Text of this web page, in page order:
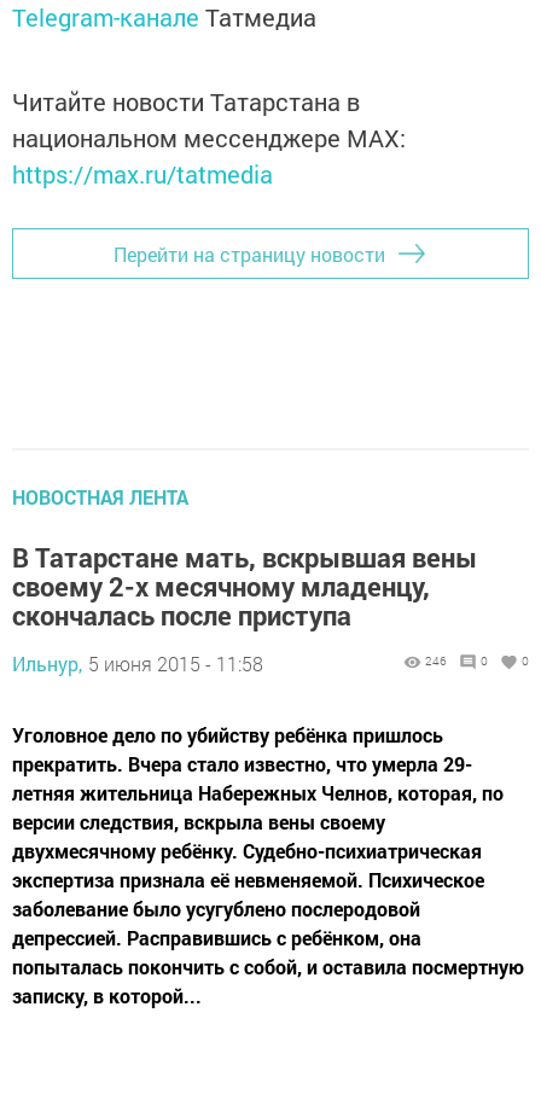
Telegram-канале Татмедиа
Читайте новости Татарстана в
национальном мессенджере MАХ:
https://max.ru/tatmedia
Перейти на страницу новости
НОВОСТНАЯ ЛЕНТА
В Татарстане мать, вскрывшая вены
своему 2-х месячному младенцу,
скончалась после приступа
Ильнур, 5 июня 2015 - 11:58 246 0 0
Уголовное дело по убийству ребёнка пришлось
прекратить. Вчера стало известно, что умерла 29-
летняя жительница Набережных Челнов, которая, по
версии следствия, вскрыла вены своему
двухмесячному ребёнку. Судебно-психиатрическая
экспертиза признала её невменяемой. Психическое
заболевание было усугублено послеродовой
депрессией. Расправившись с ребёнком, она
попыталась покончить с собой, и оставила посмертную
записку, в которой...